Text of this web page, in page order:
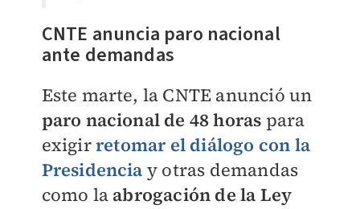
CNTE anuncia paro nacional
ante demandas
Este marte, la CNTE anunció un
paro nacional de 48 horas para
exigirretomar el diálogo con la
Presidencia y otras demandas
como la abrogación de la Ley